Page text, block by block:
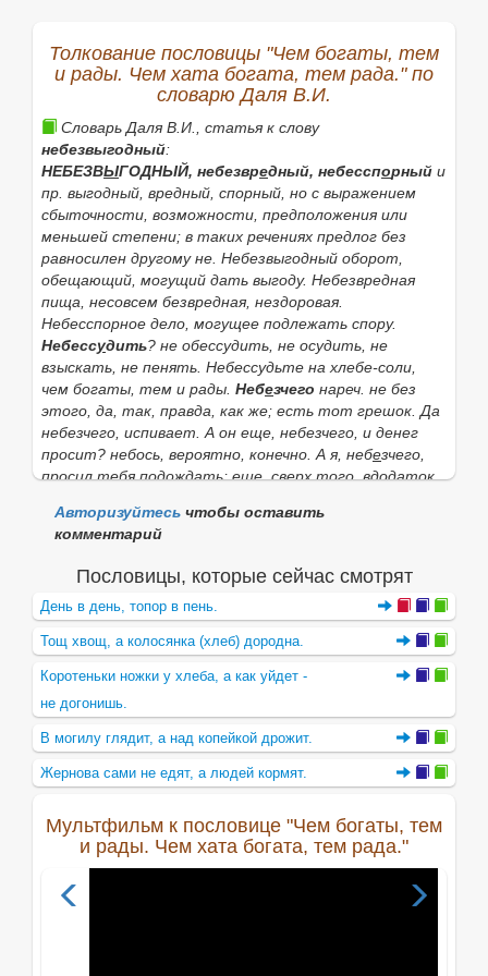
тем и рады.
Найти
Толкование пословицы "Чем богаты, тем
и рады. Чем хата богата, тем рада." по
словарю Даля В.И.
Словарь Даля В.И., статья к слову
небезвыгодный:
НЕБЕЗВЫГОДНЫЙ, небезвредный, небесспорный и
пр. выгодный, вредный, спорный, но с выражением
сбыточности, возможности, предположения или
меньшей степени; в таких речениях предлог без
равносилен другомуне. Небезвыгодный оборот,
обещающий, могущий дать выгоду. Небезвредная
пища, несовсем безвредная, нездоровая.
Небесспорное дело, могущее подлежать спору.
Небессудить? не обессудить, не осудить, не
взыскать, не пенять. Небессудьте на хлебе-соли,
чем богаты, тем и рады. Небезчего нареч. не без
этого, да, так, правда, как же; есть тот грешок.Да
небезчего, испивает. А он еще, небезчего, и денег
просит? небось, вероятно, конечно.А я, небезчего,
просил тебя подождать;еще, сверх того, вдодаток.
Авторизуйтесь чтобы оставить
комментарий
Пословицы, которые сейчас смотрят
День в день, топор в пень.
Тощ хвощ, а колосянка (хлеб) дородна.
Коротеньки ножки у хлеба, а как уйдет -
не догонишь.
В могилу глядит, а над копейкой дрожит.
Жернова сами не едят, а людей кормят.
Мультфильм к пословице "Чем богаты, тем
и рады. Чем хата богата, тем рада."